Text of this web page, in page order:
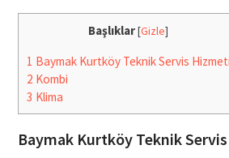
Başlıklar [Gizle]
1 Baymak Kurtköy Teknik Servis Hizmeti
2 Kombi
3 Klima
Baymak Kurtköy Teknik